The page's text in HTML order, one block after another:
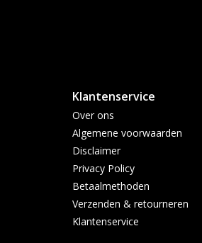
Klantenservice
Over ons
Algemene voorwaarden
Disclaimer
Privacy Policy
Betaalmethoden
Verzenden & retourneren
Klantenservice